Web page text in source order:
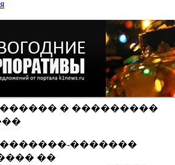
� ���������
�������
��